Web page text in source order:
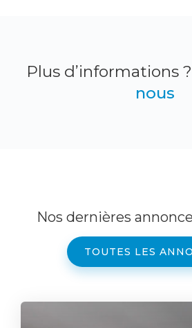
Plus d’informations ?
nous
Nos dernières
TOUTES LES